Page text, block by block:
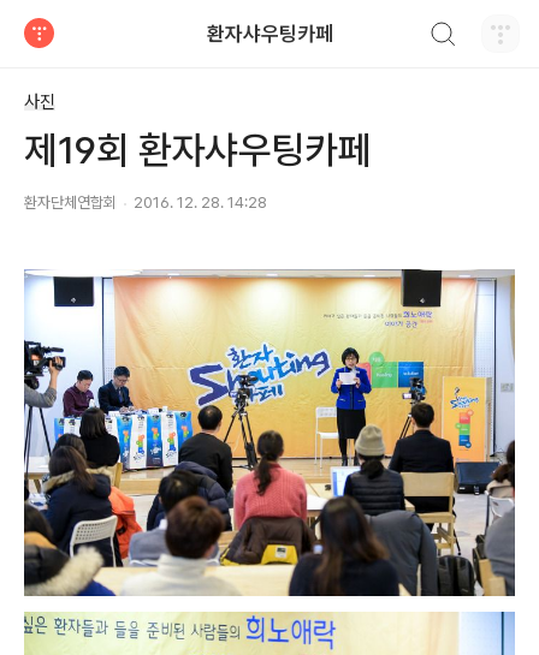
환자샤우팅카페
사진
제19회 환자샤우팅카페
환자단체연합회 2016. 12. 28. 14:28